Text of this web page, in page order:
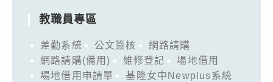
教職員專區
差勤系統 公文簽核
網路請購
網路請購(備用)
維修登記
場地借用
場地借用申請單
基隆女中Newplus系統